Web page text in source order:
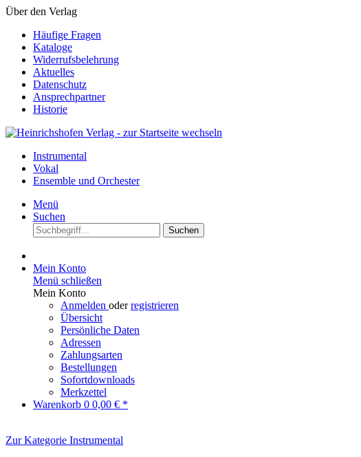
Über den Verlag
Häufige Fragen
Kataloge
Widerrufsbelehrung
Aktuelles
Datenschutz
Ansprechpartner
Historie
Instrumental
Vokal
Ensemble und Orchester
Menü
Suchen
Suchen
Mein Konto
Menü schließen
Mein Konto
Anmelden oderregistrieren
Übersicht
Persönliche Daten
Adressen
Zahlungsarten
Bestellungen
Sofortdownloads
Merkzettel
Warenkorb 0 0,00 € *
Zur Kategorie Instrumental